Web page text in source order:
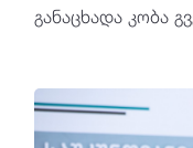
განაცხადა კობა